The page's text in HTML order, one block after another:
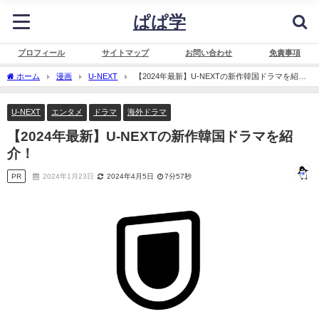
ぱぱ学
プロフィール サイトマップ お問い合わせ 免責事項
ホーム 漫画 U-NEXT
【2024年最新】U-NEXTの新作韓国ドラマを紹
介！
U-NEXT エンタメ ドラマ 海外ドラマ
【2024年最新】U-NEXTの新作韓国ドラマを紹
介！
PR 2024年1月23日 2024年4月5日 7分57秒